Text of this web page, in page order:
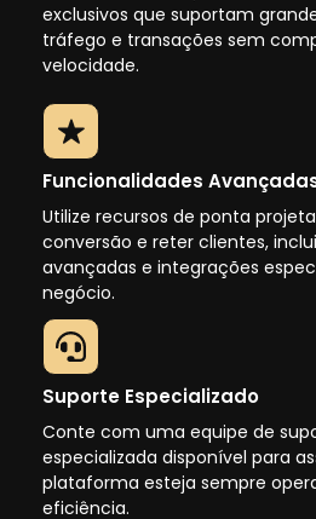
exclusivos que suportam
tráfego e transações sem
velocidade.
Funcionalidades
Utilize recursos de ponta
conversão e reter clientes,
avançadas e integrações
negócio.
Suporte Especializado
Conte com uma equipe de
especializada disponível para
plataforma esteja sempre
eficiência.